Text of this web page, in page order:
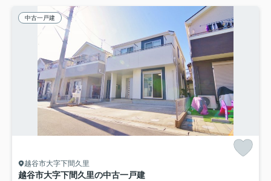
中古一戸建
越谷市大字下間久里
越谷市大字下間久里の中古一戸建